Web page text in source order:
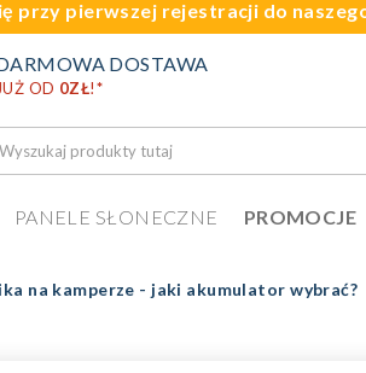
przy pierwszej rejestracji do
DOSTAWA
JUŻ OD 0ZŁ!*
PANELE SŁONECZNE PROMOCJE
na kamperze - jaki akumulator wybrać?